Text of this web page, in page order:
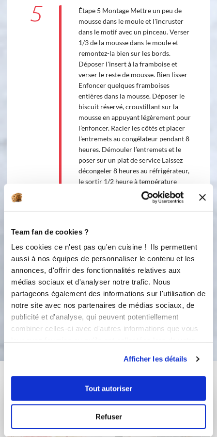
Team fan de cookies ?
Les cookies ce n'est pas qu'en cuisine ! Ils permettent
aussi à nos équipes de personnaliser le contenu et les
annonces, d'offrir des fonctionnalités relatives aux
médias sociaux et d'analyser notre trafic. Nous
partageons également des informations sur l'utilisation de
notre site avec nos partenaires de médias sociaux, de
publicité et d'analyse, qui peuvent potentiellement
combiner celles-ci avec d'autres informations que vous
Afficher les détails
Tout autoriser
Refuser
5
Étape 5 Montage Mettre un peu de
mousse dans le moule et l'incruster
dans le motif avec un pinceau. Verser
1/3 de la mousse dans le moule et
remontez-la bien sur les bords.
Déposer l'insert à la framboise et
verser le reste de mousse. Bien lisser
Enfoncer quelques framboises
entières dans la mousse. Déposer le
biscuit réservé, croustillant sur la
mousse en appuyant légèrement pour
l’enfoncer. Racler les côtés et placer
l'entremets au congélateur pendant 8
heures. Démouler l’entremets et le
poser sur un plat de service Laissez
décongeler 8 heures au réfrigérateur,
le sortir 1/2 heure à température
ambiante avant de servir. Vous avez
aimé cette recette, vous l'avez
le moule œuf, je suis à votre
disposition pour vous conseiller. 5 €
de bienvenue pour toute première
commande sur la boutique, pour en
bénéficier envoyez moi un message
avec votre adresse mail.
Bon appétit !
Vous aimerez aussi ...